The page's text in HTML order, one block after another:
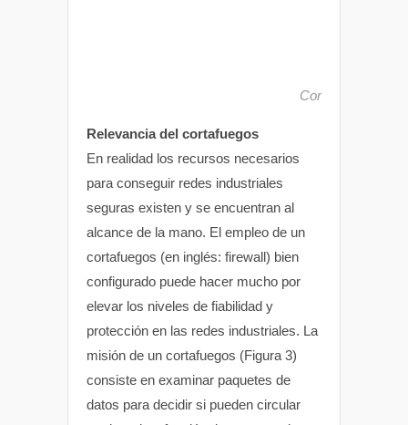
Cortafuegos
Relevancia del cortafuegos
En realidad los recursos necesarios
para conseguir redes industriales
seguras existen y se encuentran al
alcance de la mano. El empleo de un
cortafuegos (en inglés: firewall) bien
configurado puede hacer mucho por
elevar los niveles de fiabilidad y
protección en las redes industriales. La
misión de un cortafuegos (Figura 3)
consiste en examinar paquetes de
datos para decidir si pueden circular